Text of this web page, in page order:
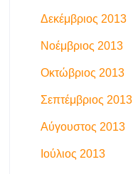
Δεκέμβριος 2013
Νοέμβριος 2013
Οκτώβριος 2013
Σεπτέμβριος 2013
Αύγουστος 2013
Ιούλιος 2013